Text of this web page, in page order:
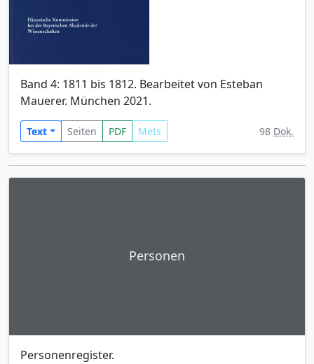
Band 4: 1811 bis 1812. Bearbeitet von Esteban
Mauerer. München 2021.
Text Seiten PDF Mets 98 Dok.
Personen
Personenregister.